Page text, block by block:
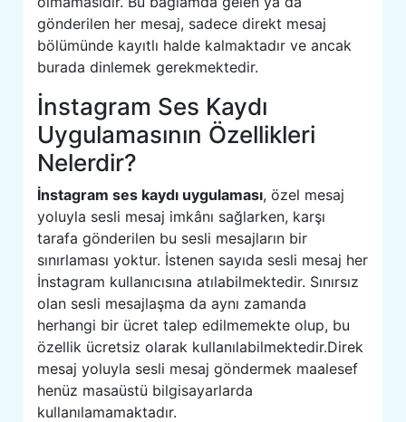
gönderilen her mesaj, sadece direkt mesaj
bölümünde kayıtlı halde kalmaktadır ve ancak
burada dinlemek gerekmektedir.
İnstagram Ses Kaydı
Uygulamasının Özellikleri
Nelerdir?
İnstagram ses kaydı uygulaması, özel mesaj
yoluyla sesli mesaj imkânı sağlarken, karşı
tarafa gönderilen bu sesli mesajların bir
sınırlaması yoktur. İstenen sayıda sesli mesaj her
İnstagram kullanıcısına atılabilmektedir. Sınırsız
olan sesli mesajlaşma da aynı zamanda
herhangi bir ücret talep edilmemekte olup, bu
özellik ücretsiz olarak kullanılabilmektedir.Direk
mesaj yoluyla sesli mesaj göndermek maalesef
henüz masaüstü bilgisayarlarda
kullanılamamaktadır.